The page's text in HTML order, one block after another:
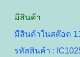
มีสินค้า
มีสินค้าในสต๊อค
รหัสสินค้า :